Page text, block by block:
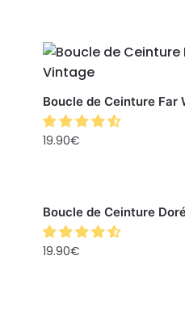
Boucle de Ceinture Far
19.90€
Boucle de Ceinture
19.90€